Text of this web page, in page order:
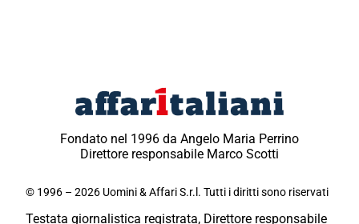
Fondato nel 1996 da Angelo Maria Perrino
Direttore responsabile Marco Scotti
© 1996 – 2026 Uomini & Affari S.r.l. Tutti i diritti sono riservati
Testata giornalistica registrata, Direttore responsabile